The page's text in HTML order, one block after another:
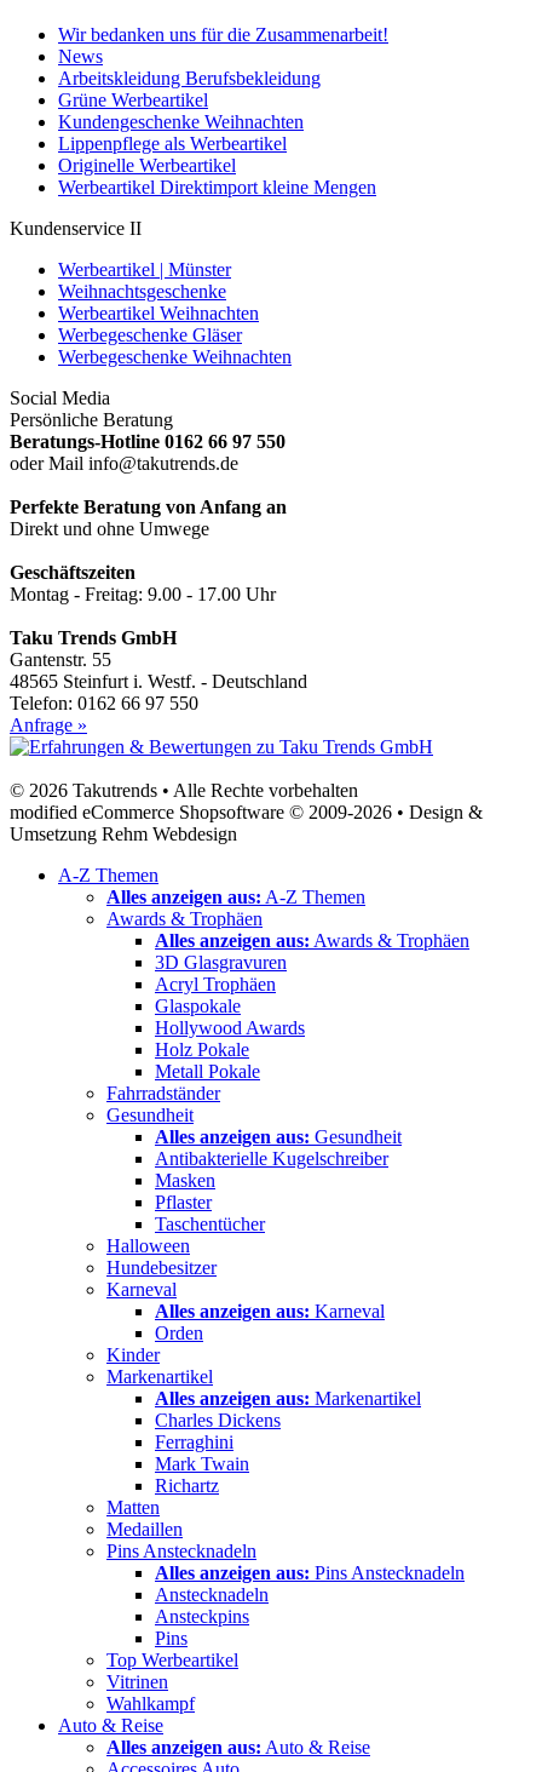
Wir bedanken uns für die Zusammenarbeit!
News
Arbeitskleidung Berufsbekleidung
Grüne Werbeartikel
Kundengeschenke Weihnachten
Lippenpflege als Werbeartikel
Originelle Werbeartikel
Werbeartikel Direktimport kleine Mengen
Kundenservice II
Werbeartikel | Münster
Weihnachtsgeschenke
Werbeartikel Weihnachten
Werbegeschenke Gläser
Werbegeschenke Weihnachten
Social Media
Persönliche Beratung
Beratungs-Hotline 0162 66 97 550
oder Mail info@takutrends.de
Perfekte Beratung von Anfang an
Direkt und ohne Umwege
Geschäftszeiten
Montag - Freitag: 9.00 - 17.00 Uhr
Taku Trends GmbH
Gantenstr. 55
48565 Steinfurt i. Westf. - Deutschland
Telefon: 0162 66 97 550
Anfrage »
© 2026 Takutrends • Alle Rechte vorbehalten
modified eCommerce Shopsoftware © 2009-2026 • Design &
Umsetzung Rehm Webdesign
A-Z Themen
Alles anzeigen aus: A-Z Themen
Awards & Trophäen
Alles anzeigen aus: Awards & Trophäen
3D Glasgravuren
Acryl Trophäen
Glaspokale
Hollywood Awards
Holz Pokale
Metall Pokale
Fahrradständer
Gesundheit
Alles anzeigen aus: Gesundheit
Antibakterielle Kugelschreiber
Masken
Pflaster
Taschentücher
Halloween
Hundebesitzer
Karneval
Alles anzeigen aus: Karneval
Orden
Kinder
Markenartikel
Alles anzeigen aus: Markenartikel
Charles Dickens
Ferraghini
Mark Twain
Richartz
Matten
Medaillen
Pins Anstecknadeln
Alles anzeigen aus: Pins Anstecknadeln
Anstecknadeln
Ansteckpins
Pins
Top Werbeartikel
Vitrinen
Wahlkampf
Auto & Reise
Alles anzeigen aus: Auto & Reise